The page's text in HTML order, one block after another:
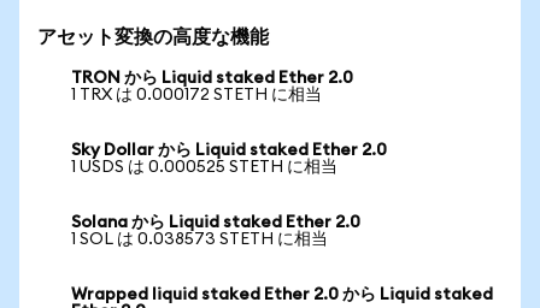
アセット変換の高度な機能
TRON から Liquid staked Ether 2.0
1 TRX は 0.000172 STETH に相当
Sky Dollar から Liquid staked Ether 2.0
1 USDS は 0.000525 STETH に相当
Solana から Liquid staked Ether 2.0
1 SOL は 0.038573 STETH に相当
Wrapped liquid staked Ether 2.0 から Liquid staked